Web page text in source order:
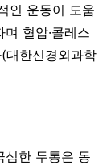
인 운동이 도움
혈압·콜레스
대한신경외과학
심한 두통은 동